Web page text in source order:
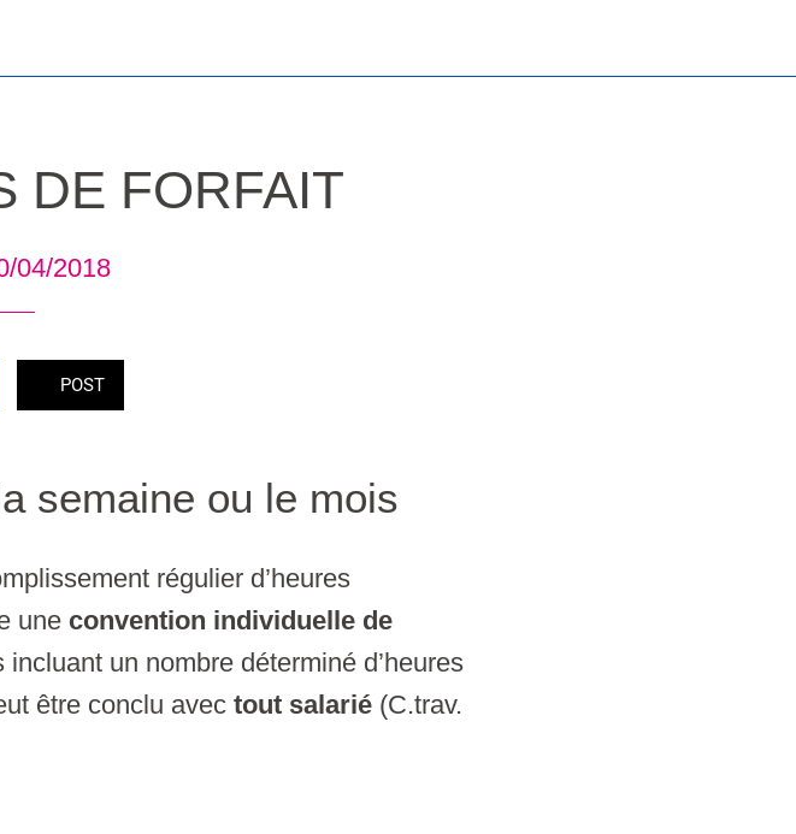
DE FORFAIT
04/2018
POST
semaine ou le mois
régulier d’heures
une convention individuelle de
un nombre déterminé d’heures
être conclu avec tout salarié (C.trav.